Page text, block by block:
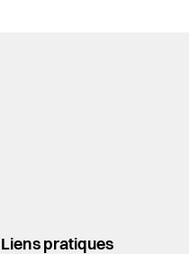
Liens pratiques